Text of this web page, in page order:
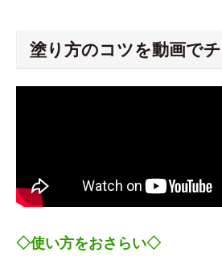
塗り方のコツを動画で
◇使い方をおさらい◇